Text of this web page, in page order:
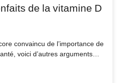
de la vitamine D
convaincu de l’importance de
voici d’autres arguments…